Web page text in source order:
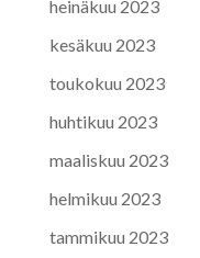
heinäkuu 2023
kesäkuu 2023
toukokuu 2023
huhtikuu 2023
maaliskuu 2023
helmikuu 2023
tammikuu 2023